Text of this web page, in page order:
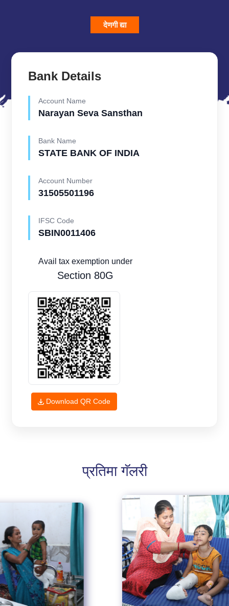
देणगी द्या
Bank Details
Account Name
Narayan Seva Sansthan
Bank Name
STATE BANK OF INDIA
Account Number
31505501196
IFSC Code
SBIN0011406
Avail tax exemption under
Section 80G
Download QR Code
प्रतिमा गॅलरी